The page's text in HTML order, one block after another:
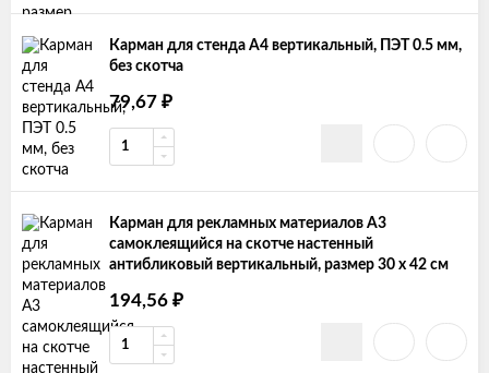
Карман для стенда А4 вертикальный, ПЭТ 0.5 мм,
без скотча
79,67 ₽
Карман для рекламных материалов А3
самоклеящийся на скотче настенный
антибликовый вертикальный, размер 30 х 42 см
194,56 ₽